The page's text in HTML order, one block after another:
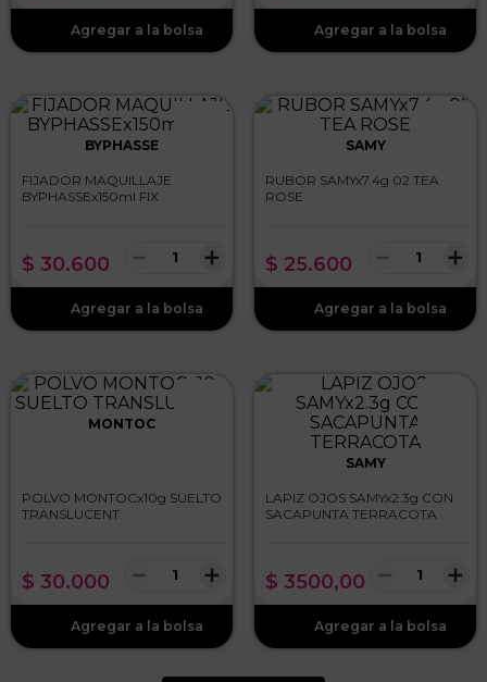
BYPHASSE
FIJADOR MAQUILLAJE
BYPHASSEx150ml FIX
$ 30.600 ＋
－
SAMY
RUBOR SAMYx7.4g 02 TEA
ROSE
$ 25.600 ＋
－
MONTOC
POLVO MONTOCx10g SUELTO
TRANSLUCENT
$ 30.000 ＋
－
SAMY
LAPIZ OJOS SAMYx2.3g CON
SACAPUNTA TERRACOTA
$ 3500,00 ＋
－